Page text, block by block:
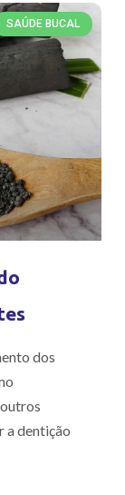
SAÚDE BUCAL
dos
a dentição